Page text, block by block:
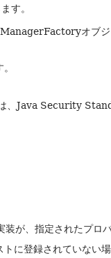
す。
オブジ
は、Java Security
装が、指定されたプロ
に登録されていない